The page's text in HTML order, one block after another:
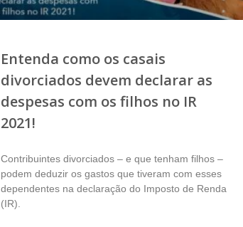
Entenda como os casais
divorciados devem declarar as
despesas com os filhos no IR
2021!
Contribuintes divorciados – e que tenham filhos –
podem deduzir os gastos que tiveram com esses
dependentes na declaração do Imposto de Renda
(IR).